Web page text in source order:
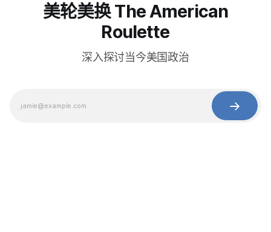
美轮美换 The American
Roulette
深入探讨当今美国政治